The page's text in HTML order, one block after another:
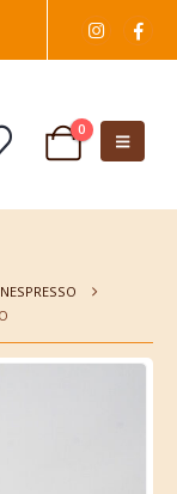
0
NESPRESSO